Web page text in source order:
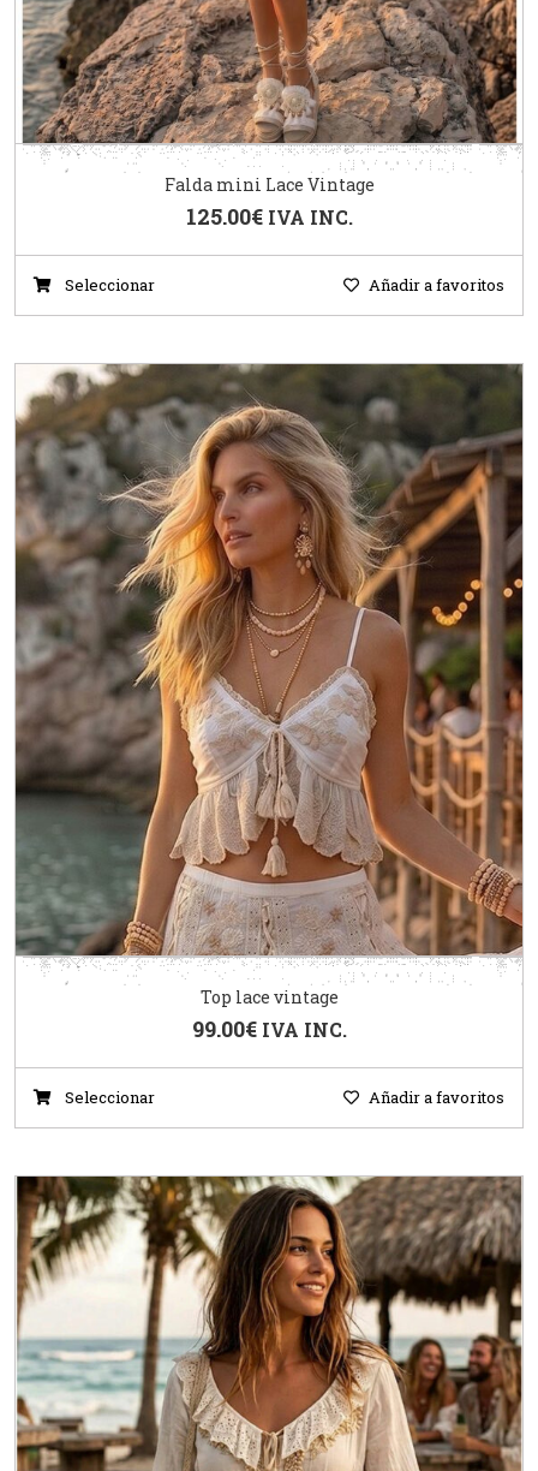
Falda mini Lace Vintage
125.00€ IVA INC.
Seleccionar Añadir a favoritos
Top lace vintage
99.00€ IVA INC.
Seleccionar Añadir a favoritos